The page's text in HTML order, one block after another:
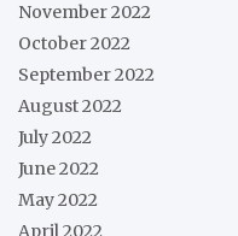
November 2022
October 2022
September 2022
August 2022
July 2022
June 2022
May 2022
April 2022